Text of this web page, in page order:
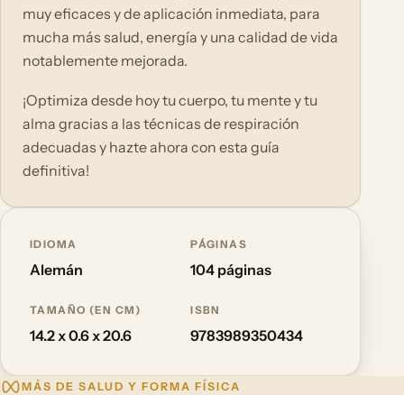
muy eficaces y de aplicación inmediata, para
mucha más salud, energía y una calidad de vida
notablemente mejorada.
¡Optimiza desde hoy tu cuerpo, tu mente y tu
alma gracias a las técnicas de respiración
adecuadas y hazte ahora con esta guía
definitiva!
IDIOMA
Alemán
PÁGINAS
104 páginas
TAMAÑO (EN CM)
14.2 x 0.6 x 20.6
ISBN
9783989350434
MÁS DE SALUD Y FORMA FÍSICA